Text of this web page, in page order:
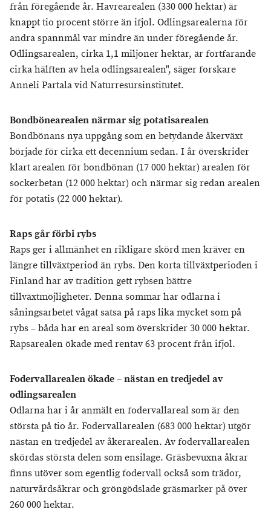
från föregående år. Havrearealen (330 000 hektar) är
knappt tio procent större än ifjol. Odlingsarealerna för
andra spannmål var mindre än under föregående år.
Odlingsarealen, cirka 1,1 miljoner hektar, är fortfarande
cirka hälften av hela odlingsarealen", säger forskare
Anneli Partala vid Naturresursinstitutet.
Bondbönearealen närmar sig potatisarealen
Bondbönans nya uppgång som en betydande åkerväxt
började för cirka ett decennium sedan. I år överskrider
klart arealen för bondbönan (17 000 hektar) arealen för
sockerbetan (12 000 hektar) och närmar sig redan arealen
för potatis (22 000 hektar).
Raps går förbi rybs
Raps ger i allmänhet en rikligare skörd men kräver en
längre tillväxtperiod än rybs. Den korta tillväxtperioden i
Finland har av tradition gett rybsen bättre
tillväxtmöjligheter. Denna sommar har odlarna i
såningsarbetet vågat satsa på raps lika mycket som på
rybs – båda har en areal som överskrider 30 000 hektar.
Rapsarealen ökade med rentav 63 procent från ifjol.
Fodervallarealen ökade – nästan en tredjedel av
odlingsarealen
Odlarna har i år anmält en fodervallareal som är den
största på tio år. Fodervallarealen (683 000 hektar) utgör
nästan en tredjedel av åkerarealen. Av fodervallarealen
skördas största delen som ensilage. Gräsbevuxna åkrar
finns utöver som egentlig fodervall också som trädor,
naturvårdsåkrar och gröngödslade gräsmarker på över
260 000 hektar.